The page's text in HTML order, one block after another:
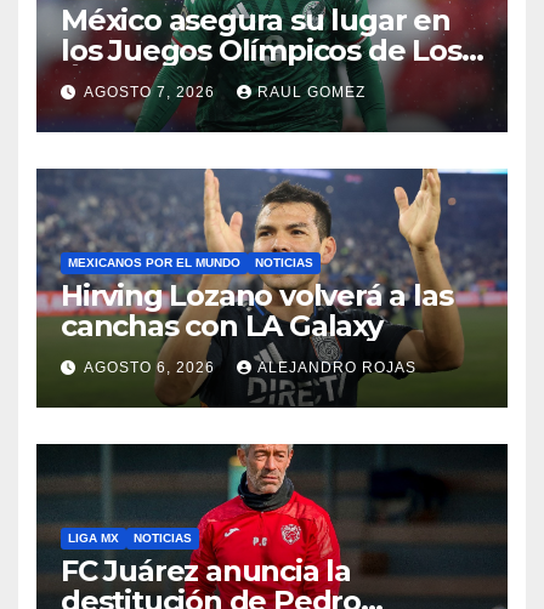
México asegura su lugar en
los Juegos Olímpicos de Los
Ángeles 2028
AGOSTO 7, 2026 RAUL GOMEZ
MEXICANOS POR EL MUNDO NOTICIAS
Hirving Lozano volverá a las
canchas con LA Galaxy
AGOSTO 6, 2026 ALEJANDRO ROJAS
LIGA MX NOTICIAS
FC Juárez anuncia la
destitución de Pedro